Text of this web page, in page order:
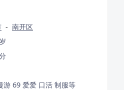
- 南开区
游 69 爱爱 口活 制服等